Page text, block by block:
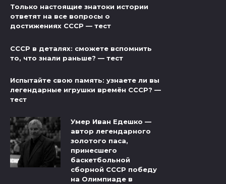
Только настоящие знатоки истории
ответят на все вопросы о
достижениях СССР — тест
СССР в деталях: сможете вспомнить
то, что знали раньше? — тест
Испытайте свою память: узнаете ли вы
легендарные игрушки времён СССР? —
тест
Умер Иван Едешко —
автор легендарного
золотого паса,
принесшего
баскетбольной
сборной СССР победу
на Олимпиаде в